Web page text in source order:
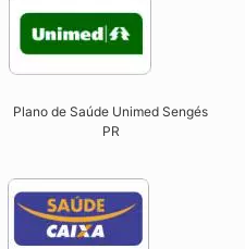
Plano de Saúde Unimed Sengés
PR